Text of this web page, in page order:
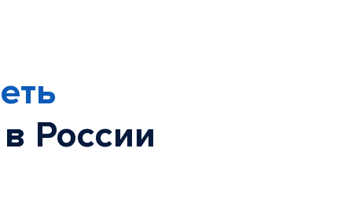
России